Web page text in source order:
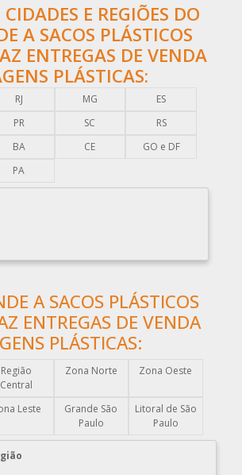
BOLHA 1
PLÁSTICAS
PARA EMBALAGENS
PARA FABRICAR SACOLAS
PERSONALIZADAS
PICOTADAS
RECICLADAS
TÉCNICAS
PLÁSTICA TRANSPARENTE
DOCUMENTOS
PALLET
PLÁSTICAS
PLÁSTICAS
DE PLÁSTICO CORREIOS
PLÁSTICO CORREIOS
PLÁSTICO DE CORREIO
PLÁSTICO DE SEGURANÇA
BOLHA
E REGIÕES DO
A SACOS PLÁSTICOS
ENTREGAS DE VENDA
PLÁSTICAS:
RJ MG
ES
PR SC
RS
BA CE
GO e DF
PA
A SACOS PLÁSTICOS
ENTREGAS DE VENDA
PLÁSTICAS:
Região
Central
Zona Norte Zona Oeste
Leste
Grande São
Paulo
Litoral de São
Paulo